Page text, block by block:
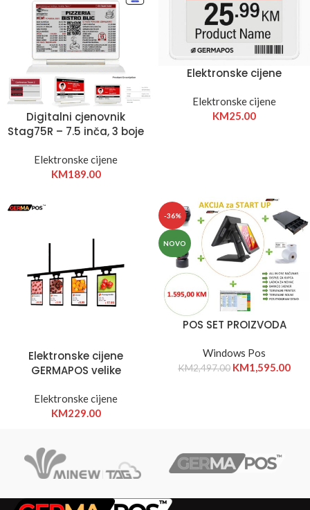
Digitalni cjenovnik
Stag75R – 7.5 inča, 3 boje
Elektronske cijene
KM189.00
Elektronske cijene
Elektronske cijene
KM25.00
Elektronske cijene
GERMAPOS velike
Elektronske cijene
KM229.00
-36%
NOVO
POS SET PROIZVODA
Windows Pos
KM2,497.00 KM1,595.00